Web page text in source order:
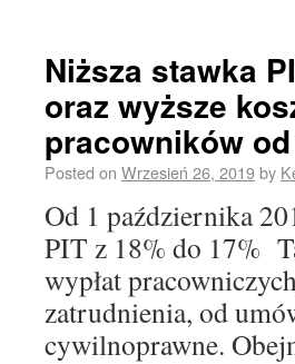
Niższa stawka
oraz wyższe
pracowników
Posted on Wrzesień 26, 2019by
Od 1 października
PIT z 18% do 17%
wypłat
zatrudnienia, od
cywilnoprawne.